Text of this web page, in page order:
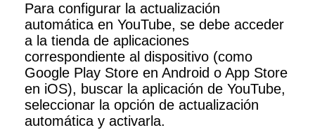
Para configurar la actualización
automática en YouTube, se debe acceder
a la tienda de aplicaciones
correspondiente al dispositivo (como
Google Play Store en Android o App Store
en iOS), buscar la aplicación de YouTube,
seleccionar la opción de actualización
automática y activarla.